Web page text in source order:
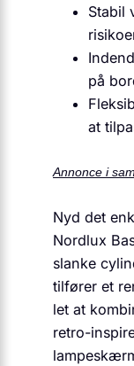
Stabil
på
at
Annonce i
Nyd det
Nordlux
slanke
tilfører et
let at
retro-